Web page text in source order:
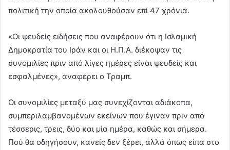
πολιτική την οποία ακολουθούσαν επί 47 χρόνια.
«Οι ψευδείς ειδήσεις που αναφέρουν ότι η Ισλαμική
Δημοκρατία του Ιράν και οι Η.Π.Α. διέκοψαν τις
συνομιλίες πριν από λίγες ημέρες είναι ψευδείς και
εσφαλμένες», αναφέρει ο Τραμπ.
Οι συνομιλίες μεταξύ μας συνεχίζονται αδιάκοπα,
συμπεριλαμβανομένων εκείνων που έγιναν πριν από
τέσσερις, τρεις, δύο και μία ημέρα, καθώς και σήμερα.
Πού θα οδηγήσουν, κανείς δεν ξέρει, αλλά όπως είπα στο